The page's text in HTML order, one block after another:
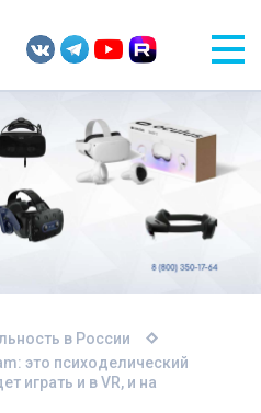
в России
это психоделический
играть и в VR, и на